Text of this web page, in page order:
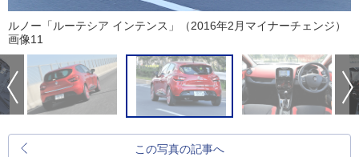
ルノー「ルーテシア インテンス」（2016年2月マイナーチェンジ）
画像11
この写真の記事へ